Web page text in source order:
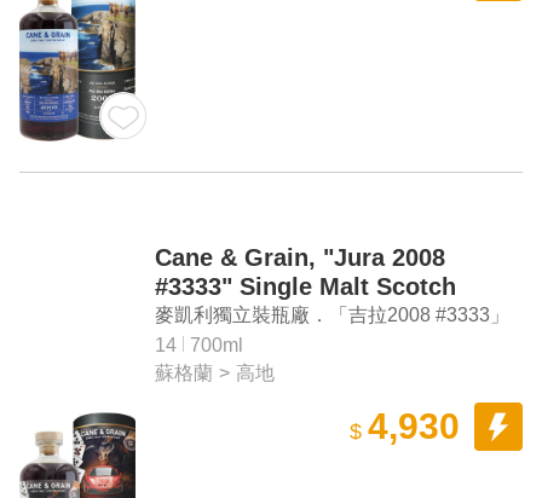
Cane & Grain, "Jura 2008
#3333" Single Malt Scotch
Whisky Cask Strength
麥凱利獨立裝瓶廠．「吉拉2008 #3333」
單一麥芽蘇格蘭威士忌原酒
14
700ml
蘇格蘭 > 高地
$ 4,930